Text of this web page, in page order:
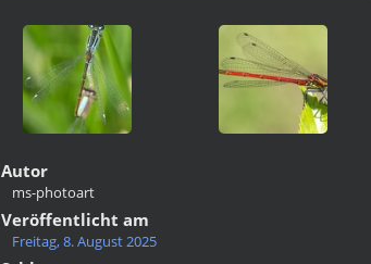
Autor
ms-photoart
Veröffentlicht am
Freitag, 8. August 2025